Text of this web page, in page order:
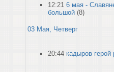
12:21 6 мая -
большой (8)
03 Мая, Четверг
20:44 кадыров герой